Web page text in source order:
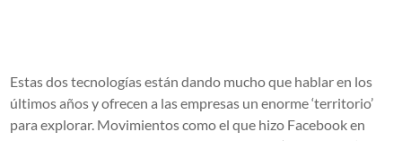
Estas dos tecnologías están dando mucho que hablar en los
últimos años y ofrecen a las empresas un enorme ‘territorio’
para explorar. Movimientos como el que hizo Facebook en